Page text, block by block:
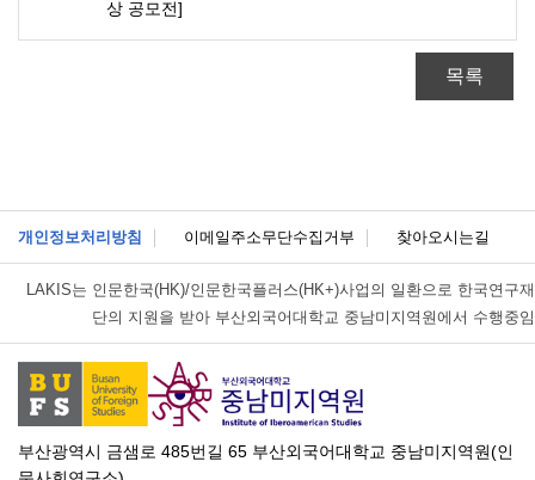
상 공모전]
목록
개인정보처리방침 이메일주소무단수집거부 찾아오시는길
LAKIS는 인문한국(HK)/인문한국플러스(HK+)사업의 일환으로 한국연구재
단의 지원을 받아 부산외국어대학교 중남미지역원에서 수행중임
부산광역시 금샘로 485번길 65 부산외국어대학교 중남미지역원(인